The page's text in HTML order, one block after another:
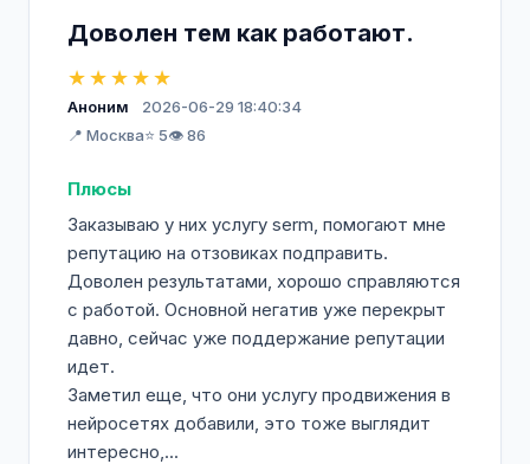
Доволен тем как работают.
★★★★★
Аноним
2026-06-29 18:40:34
📍 Москва⭐ 5👁️ 86
Плюсы
Заказываю у них услугу serm, помогают мне
репутацию на отзовиках подправить.
Доволен результатами, хорошо справляются
с работой. Основной негатив уже перекрыт
давно, сейчас уже поддержание репутации
идет.
Заметил еще, что они услугу продвижения в
нейросетях добавили, это тоже выглядит
интересно,...